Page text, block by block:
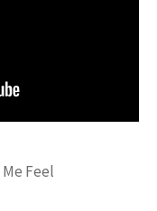
Feel